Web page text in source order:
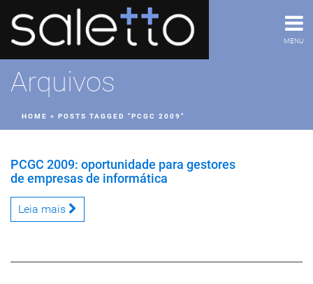
MENU
Arquivos
HOME » POSTS TAGGED "PCGC 2009"
PCGC 2009: oportunidade para gestores
de empresas de informática
Leia mais